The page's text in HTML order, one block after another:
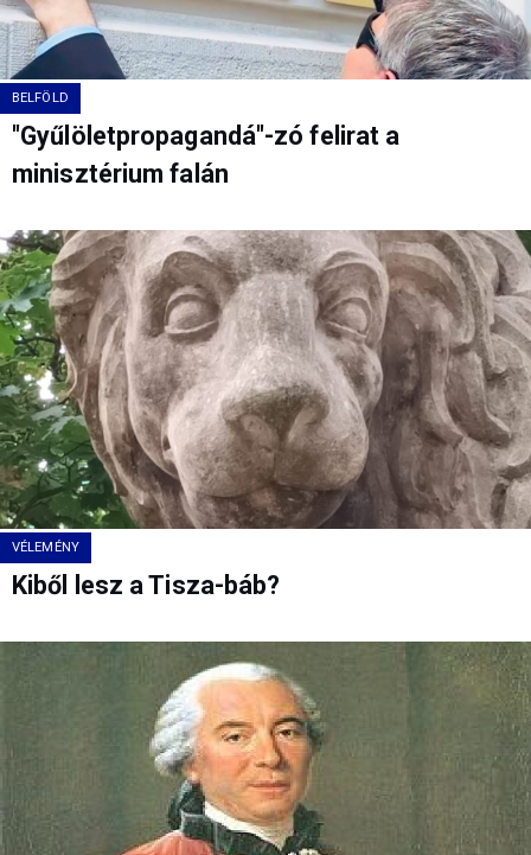
BELFÖLD
"Gyűlöletpropagandá"-zó felirat a
minisztérium falán
VÉLEMÉNY
Kiből lesz a Tisza-báb?